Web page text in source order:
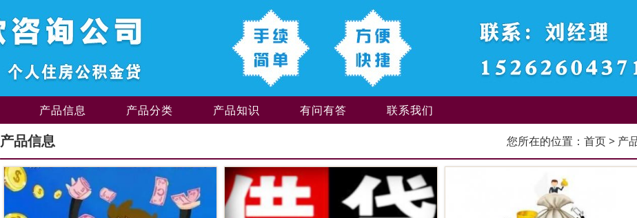
产品信息 产品分类 产品知识 有问有答 联系我们
产品信息 您所在的位置： 首页> 产